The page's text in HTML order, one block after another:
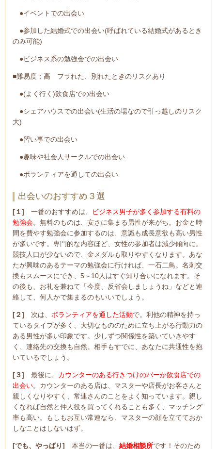
●イベントでの出会い
●参加した結婚式での出会い(呼ばれている結婚式があるとき
のみ可能)
●ビジネス系の勉強会での出会い
■難易度；高 フラれた、別れたときのリスクあり
●(よく行く)飲食店での出会い
●シェアハウスでの出会い(生活の場なので引っ越しのリスク
大)
●習い事での出会い
●趣味や社会人サークルでの出会い
●ボランティアを通しての出会い
出会いのおすすめ３選
[１] 一番のおすすめは、
ビジネス男子が多く参加する有料の
勉強会。無料のものは、安さに集まる男性が来がち。お金と時
間を費やす勉強会に参加するのは、意識も成長意欲も高い男性
が多いです。専門的な内容ほど、女性の参加者は減少傾向に。
競技人口が少ないので、金メダルも取りやすくなります。あな
たが興味のあるテーマの勉強会に行ければ、一石二鳥。名刺交
換もスムースにでき、5～10人はすぐ知り合いになれます。そ
の後も、お礼を兼ねて「今度、反省会しましょうね」などと連
絡して、何人かで集まるのもいいでしょう。
[２] 次は、 ボランティアを通した活動で。利他の精神を持っ
ているタイプが多く、大切なもののために立ち上がる行動力の
ある男性が多い印象です。少しずつ関係性を築いていきやす
く、連絡先の交換も自然。相手もすでに、あなたに共通性を抱
いているでしょう。
[３] 最後に、 カウンターのある行きつけのバーか飲食店での
出会い。カウンターのある店は、マスターや店長がお客さんと
親しくなりやすく、常連さんのことをよく知っています。親し
くなれば自然と仲人役を買ってくれることも多く、マッチング
率も高い。もしもお互い常連なら、マスターの顔を立てておか
しなことはしないはず。
[でも、やっぱり] 本当の一番は、 結婚相談所です！そのため